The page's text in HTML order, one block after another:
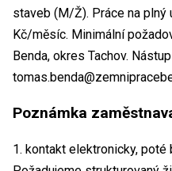
staveb (M/Ž). Práce na plný
Kč/měsíc. Minimální
Benda, okres Tachov.
Poznámka
1. kontakt elektronicky, poté